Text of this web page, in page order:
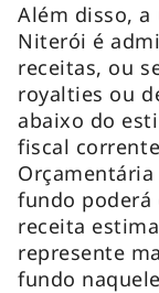
Além disso, a
Niterói é
receitas, ou
royalties ou
abaixo do
fiscal
Orçamentária
fundo poderá
receita
represente
fundo